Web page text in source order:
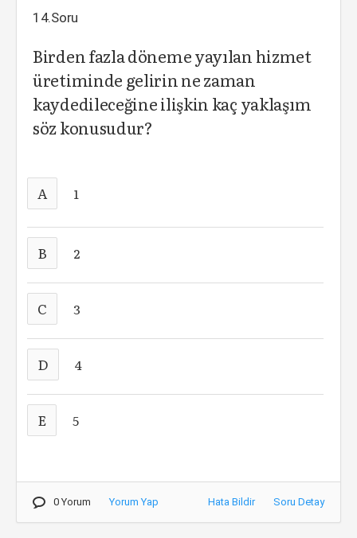
14.Soru
Birden fazla döneme yayılan hizmet
üretiminde gelirin ne zaman
kaydedileceğine ilişkin kaç yaklaşım
söz konusudur?
A 1
B 2
C 3
D 4
E 5
0 Yorum Yorum Yap Hata Bildir Soru Detay